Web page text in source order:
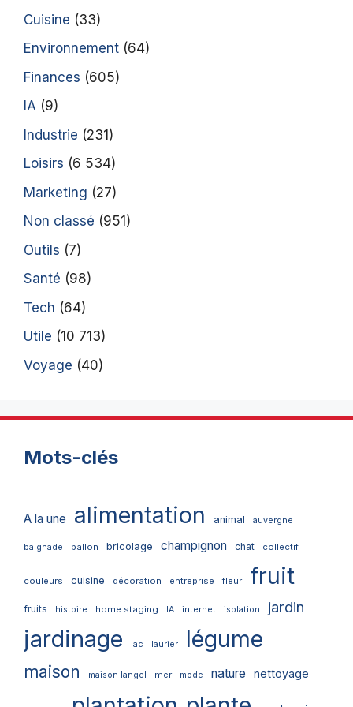
Cuisine (33)
Environnement (64)
Finances (605)
IA (9)
Industrie (231)
Loisirs (6 534)
Marketing (27)
Non classé (951)
Outils (7)
Santé (98)
Tech (64)
Utile (10 713)
Voyage (40)
Mots-clés
A la une alimentation animal auvergne
baignade ballon bricolage champignon chat collectif
couleurs cuisine décoration entreprise fleur fruit
fruits histoire home staging IA internet isolation jardin
jardinage lac laurier légume
maison maison langel mer mode nature nettoyage